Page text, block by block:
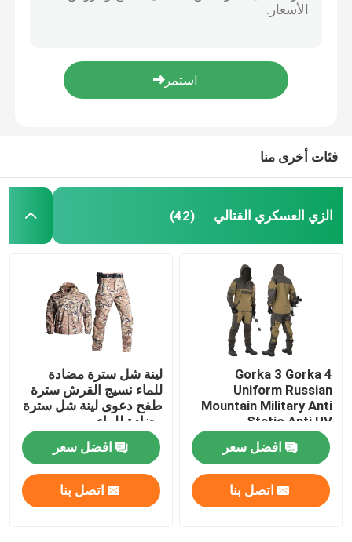
معطف الشتاء العسكري
سترة عسكرية تكتيكية
أحذية اللباس العسكري
معدات التخييم العسكرية
معدات الصيد في الهواء الطلق
معدات الصيد في الهواء الطلق
قفازات ركوب مقاومة للماء
فئات أخرى منا
الزي العسكري القتالي (42)
Gorka 3 Gorka 4
Uniform Russian
Mountain Military Anti
Static Anti UV
افضل سعر
اتصل بنا
لينة شل سترة مضادة
للماء نسيج القرش سترة
طفح دعوى لينة شل سترة
مضادة للماء
افضل سعر
اتصل بنا